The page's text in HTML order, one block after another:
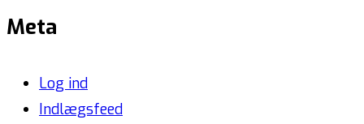
Meta
Log ind
Indlægsfeed